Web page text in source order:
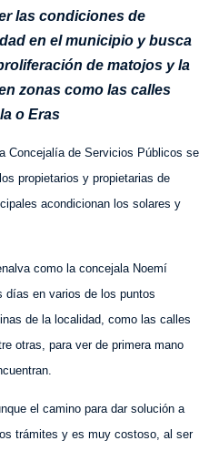
las condiciones de
en el municipio y busca
de matojos y la
zonas como las calles
o Eras
Concejalía de Servicios Públicos se
propietarios y propietarias de
acondicionan los solares y
como la concejala Noemí
días en varios de los puntos
de la localidad, como las calles
otras, para ver de primera mano
el camino para dar solución a
trámites y es muy costoso, al ser